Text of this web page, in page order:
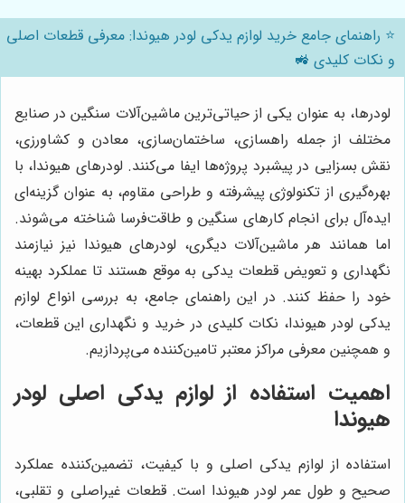
⭐️ راهنمای جامع خرید لوازم یدکی لودر هیوندا: معرفی قطعات اصلی
و نکات کلیدی 🚜
لودرها، به عنوان یکی از حیاتی‌ترین ماشین‌آلات سنگین در صنایع
مختلف از جمله راهسازی، ساختمان‌سازی، معادن و کشاورزی،
نقش بسزایی در پیشبرد پروژه‌ها ایفا می‌کنند. لودرهای هیوندا، با
بهره‌گیری از تکنولوژی پیشرفته و طراحی مقاوم، به عنوان گزینه‌ای
ایده‌آل برای انجام کارهای سنگین و طاقت‌فرسا شناخته می‌شوند.
اما همانند هر ماشین‌آلات دیگری، لودرهای هیوندا نیز نیازمند
نگهداری و تعویض قطعات یدکی به موقع هستند تا عملکرد بهینه
خود را حفظ کنند. در این راهنمای جامع، به بررسی انواع لوازم
یدکی لودر هیوندا، نکات کلیدی در خرید و نگهداری این قطعات،
و همچنین معرفی مراکز معتبر تامین‌کننده می‌پردازیم.
اهمیت استفاده از لوازم یدکی اصلی لودر
هیوندا
استفاده از لوازم یدکی اصلی و با کیفیت، تضمین‌کننده عملکرد
صحیح و طول عمر لودر هیوندا است. قطعات غیراصلی و تقلبی،